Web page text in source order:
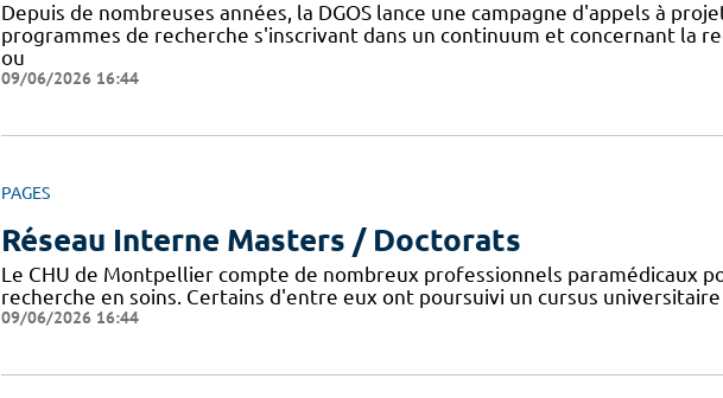
Depuis de nombreuses années, la DGOS lance une campagne d'appels à
programmes de recherche s'inscrivant dans un continuum et concernant la
ou
09/06/2026 16:44
PAGES
Réseau Interne Masters / Doctorats
Le CHU de Montpellier compte de nombreux professionnels paramédicaux
recherche en soins. Certains d'entre eux ont poursuivi un cursus
09/06/2026 16:44